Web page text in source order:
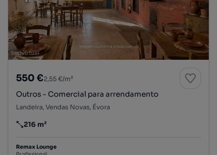
550 €2,55 €/m²
Outros - Comercial para arrendamento
Landeira, Vendas Novas, Évora
Preço por metro quadrado
216 m²
Remax Lounge